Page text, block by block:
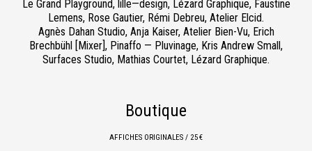
Le Grand Playground, lille—design, Lézard Graphique, Faustine
Lemens, Rose Gautier, Rémi Debreu, Atelier Elcid.
Agnès Dahan Studio, Anja Kaiser, Atelier Bien-Vu, Erich
Brechbühl [Mixer], Pinaffo — Pluvinage, Kris Andrew Small,
Surfaces Studio, Mathias Courtet, Lézard Graphique.
Boutique
AFFICHES ORIGINALES / 25 €